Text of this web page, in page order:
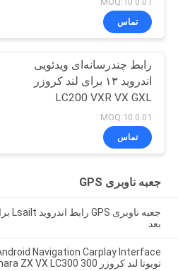
GPS، ماژول خودکار
اندروید
تماس
رابط چندرسانه‌ای ویدئویی
اندروید ۱۳ برای لند کروزر
LC200 VXR VX GXL
Sahara V8 2013-2021
با کارپلی بی‌سیم، یوتیوب
0.01 MOQ:10
تماس
جعبه ناوبری GPS
بعد
تویوتا لند کروزر 300 GX-R VX-R GR GR-S Sahara ZX VX LC300